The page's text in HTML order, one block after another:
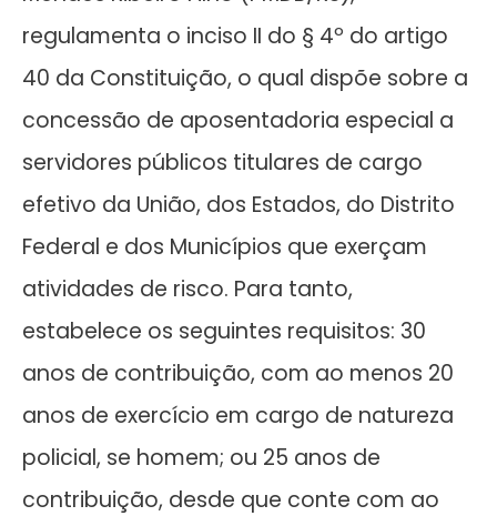
regulamenta o inciso II do § 4º do artigo
40 da Constituição, o qual dispõe sobre a
concessão de aposentadoria especial a
servidores públicos titulares de cargo
efetivo da União, dos Estados, do Distrito
Federal e dos Municípios que exerçam
atividades de risco. Para tanto,
estabelece os seguintes requisitos: 30
anos de contribuição, com ao menos 20
anos de exercício em cargo de natureza
policial, se homem; ou 25 anos de
contribuição, desde que conte com ao